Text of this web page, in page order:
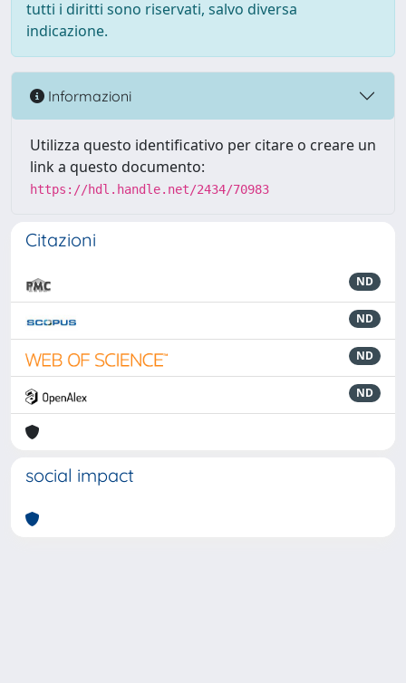
tutti i diritti sono riservati, salvo diversa
indicazione.
Informazioni
Utilizza questo identificativo per citare o creare un
link a questo documento:
https://hdl.handle.net/2434/70983
Citazioni
ND
ND
ND
ND
social impact